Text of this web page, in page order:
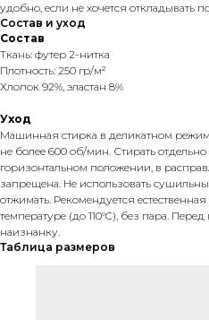
удобно, если не хочется откладывать
Состав и уход
Состав
Ткань: футер 2-нитка
Плотность: 250 гр/м²
Хлопок 92%, эластан 8%
Уход
Машинная стирка в деликатном
не более 600 об/мин. Стирать
горизонтальном положении, в
запрещена. Не использовать
отжимать. Рекомендуется
температуре (до 110°C), без пара.
наизнанку.
Таблица размеров